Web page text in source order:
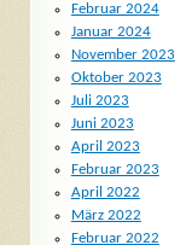
Februar 2024
Januar 2024
November 2023
Oktober 2023
Juli 2023
Juni 2023
April 2023
Februar 2023
April 2022
März 2022
Februar 2022